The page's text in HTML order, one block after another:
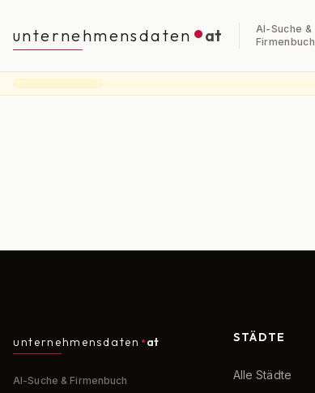
unternehmensdaten at
AI-Suche &
Firmenbuch
unternehmensdaten at
AI-Suche & Firmenbuch
STÄDTE
Alle Städte